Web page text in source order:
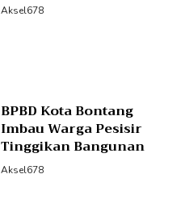
Aksel678
BPBD Kota Bontang
Imbau Warga Pesisir
Tinggikan Bangunan
Aksel678